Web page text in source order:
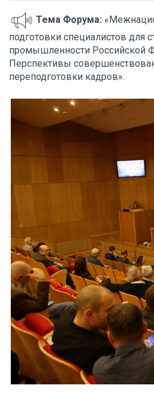
Тема Форума:
подготовки специалистов для
промышленности Российской
Перспективы
переподготовки кадров».